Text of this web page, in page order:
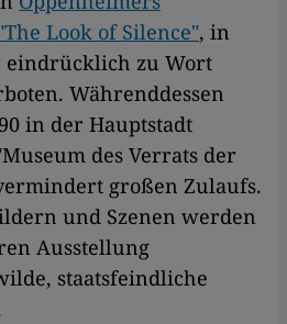
Look of Silence", in
eindrücklich zu Wort
Währenddessen
in der Hauptstadt
des Verrats der
großen Zulaufs.
und Szenen werden
Ausstellung
staatsfeindliche